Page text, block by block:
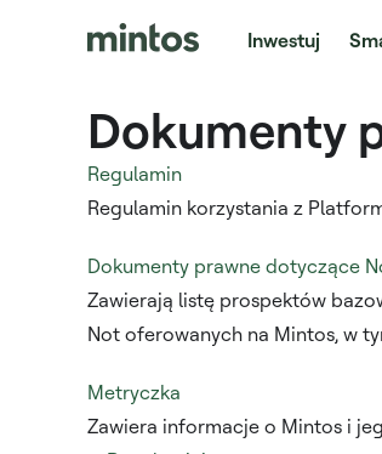
Inwestuj
Dokumenty
Regulamin
Regulamin korzystania z
Dokumenty prawne dotyczące
Zawierają listę prospektów
Not oferowanych na Mintos, w
Metryczka
Zawiera informacje o Mintos i